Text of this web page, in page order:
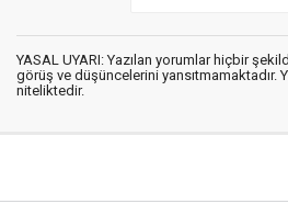
YASAL UYARI: Yazılan yorumlar hiçbir
görüş ve düşüncelerini yansıtmamaktadır.
niteliktedir.